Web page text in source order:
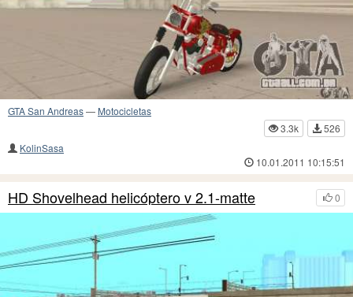
GTA San Andreas— Motocicletas
3.3k
526
KolinSasa
10.01.2011 10:15:51
0
HD Shovelhead helicóptero v 2.1-matte